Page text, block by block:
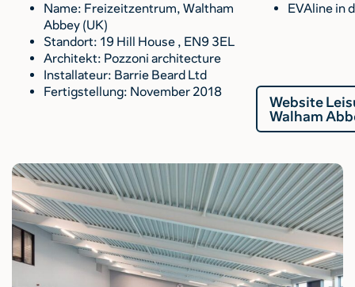
Name: Freizeitzentrum, Waltham
Abbey (UK)
Standort: 19 Hill House , EN9 3EL
Architekt: Pozzoni architecture
Installateur: Barrie Beard Ltd
Fertigstellung: November 2018
EVAline in
Website
Walham